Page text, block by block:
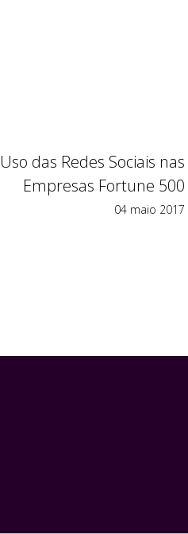
Uso das Redes Sociais nas
Empresas Fortune 500
04 maio 2017